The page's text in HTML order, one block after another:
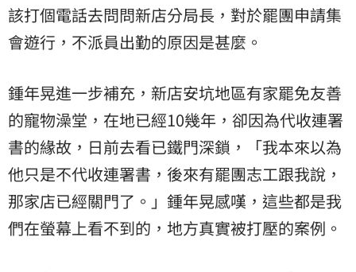
該打個電話去問問新店分局長，對於罷團申請集
會遊行，不派員出勤的原因是甚麼。
鍾年晃進一步補充，新店安坑地區有家罷免友善
的寵物澡堂，在地已經10幾年，卻因為代收連署
書的緣故，日前去看已鐵門深鎖，「我本來以為
他只是不代收連署書，後來有罷團志工跟我說，
那家店已經關門了。」鍾年晃感嘆，這些都是我
們在螢幕上看不到的，地方真實被打壓的案例。